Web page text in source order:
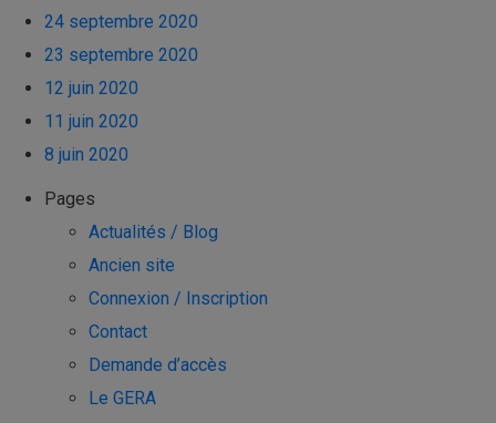
24 septembre 2020
23 septembre 2020
12 juin 2020
11 juin 2020
8 juin 2020
Pages
Actualités / Blog
Ancien site
Connexion / Inscription
Contact
Demande d’accès
Le GERA